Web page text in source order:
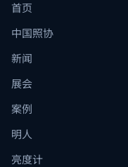
首页
中国照协
新闻
展会
案例
明人
亮度计